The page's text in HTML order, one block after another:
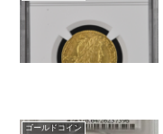
ゴールドコイン